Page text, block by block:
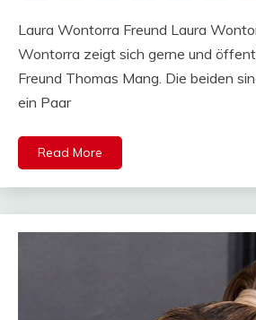
Laura Wontorra Freund Laura
Wontorra zeigt sich gerne und
Freund Thomas Mang. Die beiden
ein Paar
Read More